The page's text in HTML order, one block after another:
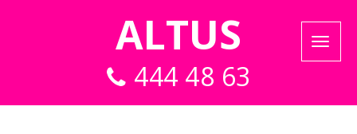
ALTUS
444 48 63